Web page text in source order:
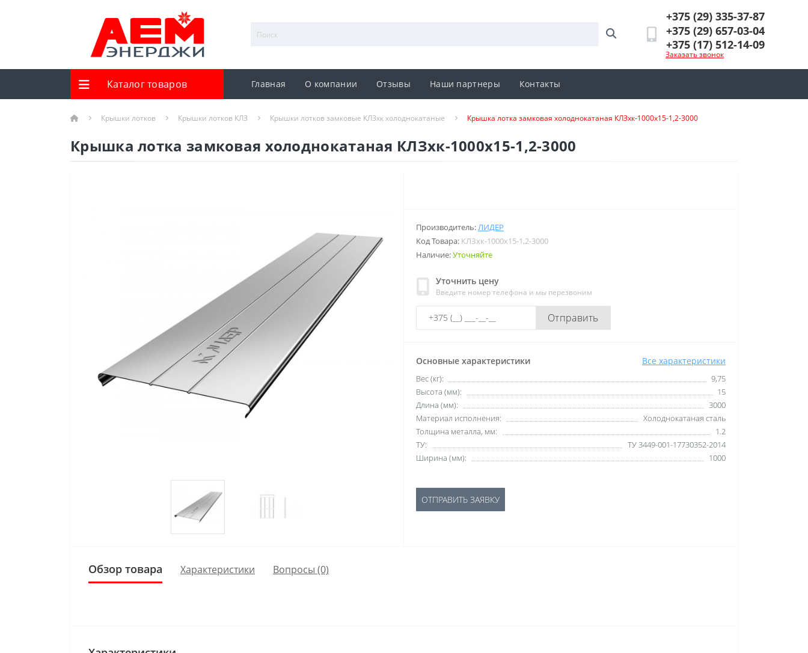
+375 (29) 335-37-87
+375 (29) 657-03-04
+375 (17) 512-14-09
Заказать звонок
Каталог товаров Главная О компании Отзывы Наши партнеры Контакты
Крышки лотков Крышки лотков КЛЗ Крышки лотков замковые КЛЗхк холоднокатаные Крышка лотка замковая холоднокатаная КЛЗхк-1000х15-1,2-3000
Крышка лотка замковая холоднокатаная КЛЗхк-1000х15-1,2-3000
Производитель:ЛИДЕР
Код Товара: КЛЗхк-1000х15-1,2-3000
Наличие:Уточняйте
Уточнить цену
Введите номер телефона и мы перезвоним
Отправить
Основные характеристики Все характеристики
Вес (кг):
9,75
Высота (мм):
15
Длина (мм):
3000
Материал исполнения:
Холоднокатаная сталь
Толщина металла, мм:
1.2
ТУ:
ТУ 3449-001-17730352-2014
Ширина (мм):
1000
ОТПРАВИТЬ ЗАЯВКУ
Обзор товара Характеристики Вопросы (0)